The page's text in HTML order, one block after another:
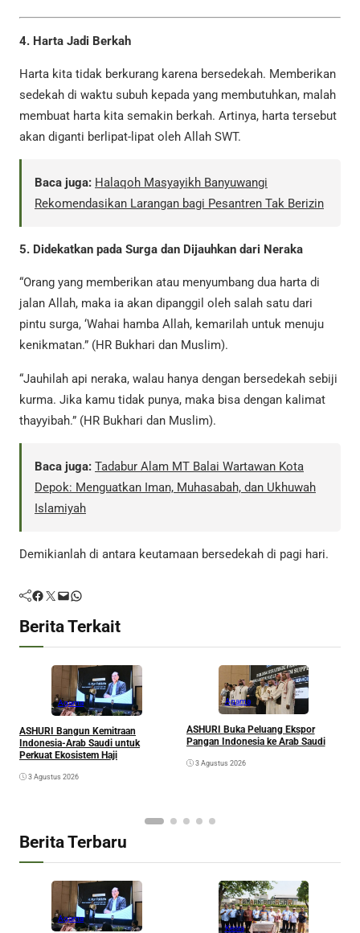
4. Harta Jadi Berkah
Harta kita tidak berkurang karena bersedekah. Memberikan
sedekah di waktu subuh kepada yang membutuhkan, malah
membuat harta kita semakin berkah. Artinya, harta tersebut
akan diganti berlipat-lipat oleh Allah SWT.
Baca juga: Halaqoh Masyayikh Banyuwangi
Rekomendasikan Larangan bagi Pesantren Tak Berizin
5. Didekatkan pada Surga dan Dijauhkan dari Neraka
“Orang yang memberikan atau menyumbang dua harta di
jalan Allah, maka ia akan dipanggil oleh salah satu dari
pintu surga, ‘Wahai hamba Allah, kemarilah untuk menuju
kenikmatan.” (HR Bukhari dan Muslim).
“Jauhilah api neraka, walau hanya dengan bersedekah sebiji
kurma. Jika kamu tidak punya, maka bisa dengan kalimat
thayyibah.” (HR Bukhari dan Muslim).
Baca juga: Tadabur Alam MT Balai Wartawan Kota
Depok: Menguatkan Iman, Muhasabah, dan Ukhuwah
Islamiyah
Demikianlah di antara keutamaan bersedekah di pagi hari.
Facebook Twitter Mail WhatsApp
Berita Terkait
Agama
ASHURI Bangun Kemitraan
Indonesia-Arab Saudi untuk
Perkuat Ekosistem Haji
3 Agustus 2026
Agama
ASHURI Buka Peluang Ekspor
Pangan Indonesia ke Arab Saudi
3 Agustus 2026
Berita Terbaru
Agama
Kesra